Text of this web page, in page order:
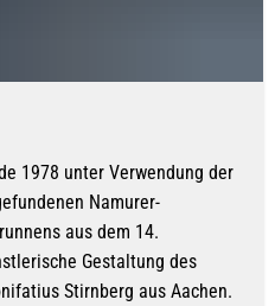
1978 unter Verwendung der
Namurer-
aus dem 14.
Gestaltung des
Stirnberg aus Aachen.